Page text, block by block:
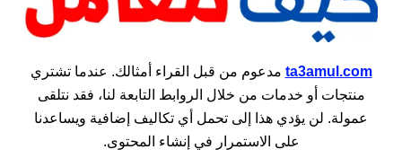
ta3amul.com مدعوم من قبل القراء أمثالك. عندما تشتري
منتجات أو خدمات من خلال الروابط التابعة لنا، فقد نتلقى
عمولة. لن يؤدي هذا إلى تحمل أي تكاليف إضافية ويساعدنا
على الاستمرار في إنشاء المحتوى.